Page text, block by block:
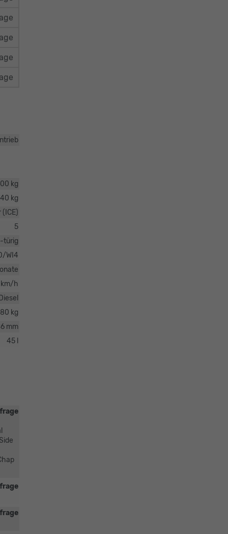
kg
kg
5
türig
WI4
km/h
Diesel
kg
mm
45 l